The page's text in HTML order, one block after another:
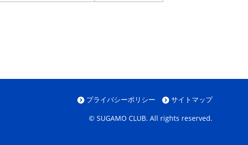
プライバシーポリシー サイトマップ
© SUGAMO CLUB. All rights reserved.